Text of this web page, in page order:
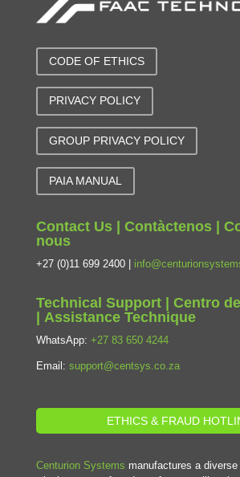
CODE OF ETHICS
PRIVACY POLICY
GROUP PRIVACY POLICY
PAIA MANUAL
Contact Us | Contàctenos |
nous
+27 (0)11 699 2400 |
Technical Support | Centro
| Assistance Technique
WhatsApp: +27 83 650 4244
Email: support@centsys.co.za
ETHICS & FRAUD
Centurion Systems manufactures a diverse